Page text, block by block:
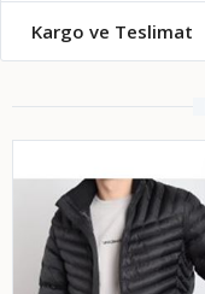
Kargo ve Teslimat